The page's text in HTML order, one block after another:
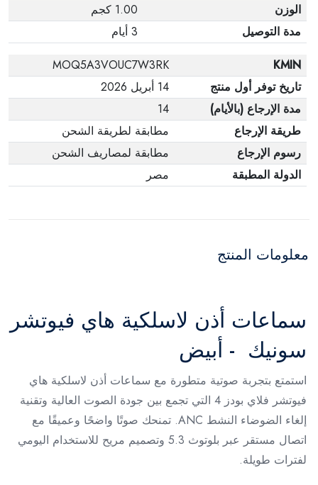
الوزن
1.00 كجم
مدة التوصيل
3 أيام
KMIN
MOQ5A3VOUC7W3RK
تاريخ توفر أول منتج
14 أبريل 2026
مدة الإرجاع (بالأيام)
14
طريقة الإرجاع
مطابقة لطريقة الشحن
رسوم الإرجاع
مطابقة لمصاريف الشحن
الدولة المطبقة
مصر
معلومات المنتج
سماعات أذن لاسلكية هاي فيوتشر
سونيك - أبيض
استمتع بتجربة صوتية متطورة مع سماعات أذن لاسلكية هاي
فيوتشر فلاي بودز 4 التي تجمع بين جودة الصوت العالية وتقنية
إلغاء الضوضاء النشط ANC. تمنحك صوتًا واضحًا وعميقًا مع
اتصال مستقر عبر بلوتوث 5.3 وتصميم مريح للاستخدام اليومي
لفترات طويلة.